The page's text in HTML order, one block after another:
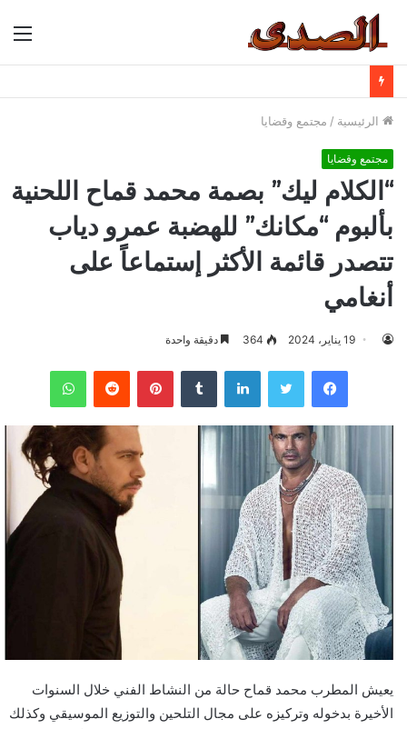
الرئيسية / مجتمع وقضايا
مجتمع وقضايا
“الكلام ليك” بصمة محمد قماح اللحنية
بألبوم “مكانك” للهضبة عمرو دياب
تتصدر قائمة الأكثر إستماعاً على
أنغامي
19 يناير، 2024 364 دقيقة واحدة
فيسبوك تويتر لينكدإن بينتيريست واتساب
يعيش المطرب محمد قماح حالة من النشاط الفني خلال السنوات
الأخيرة بدخوله وتركيزه على مجال التلحين والتوزيع الموسيقي وكذلك